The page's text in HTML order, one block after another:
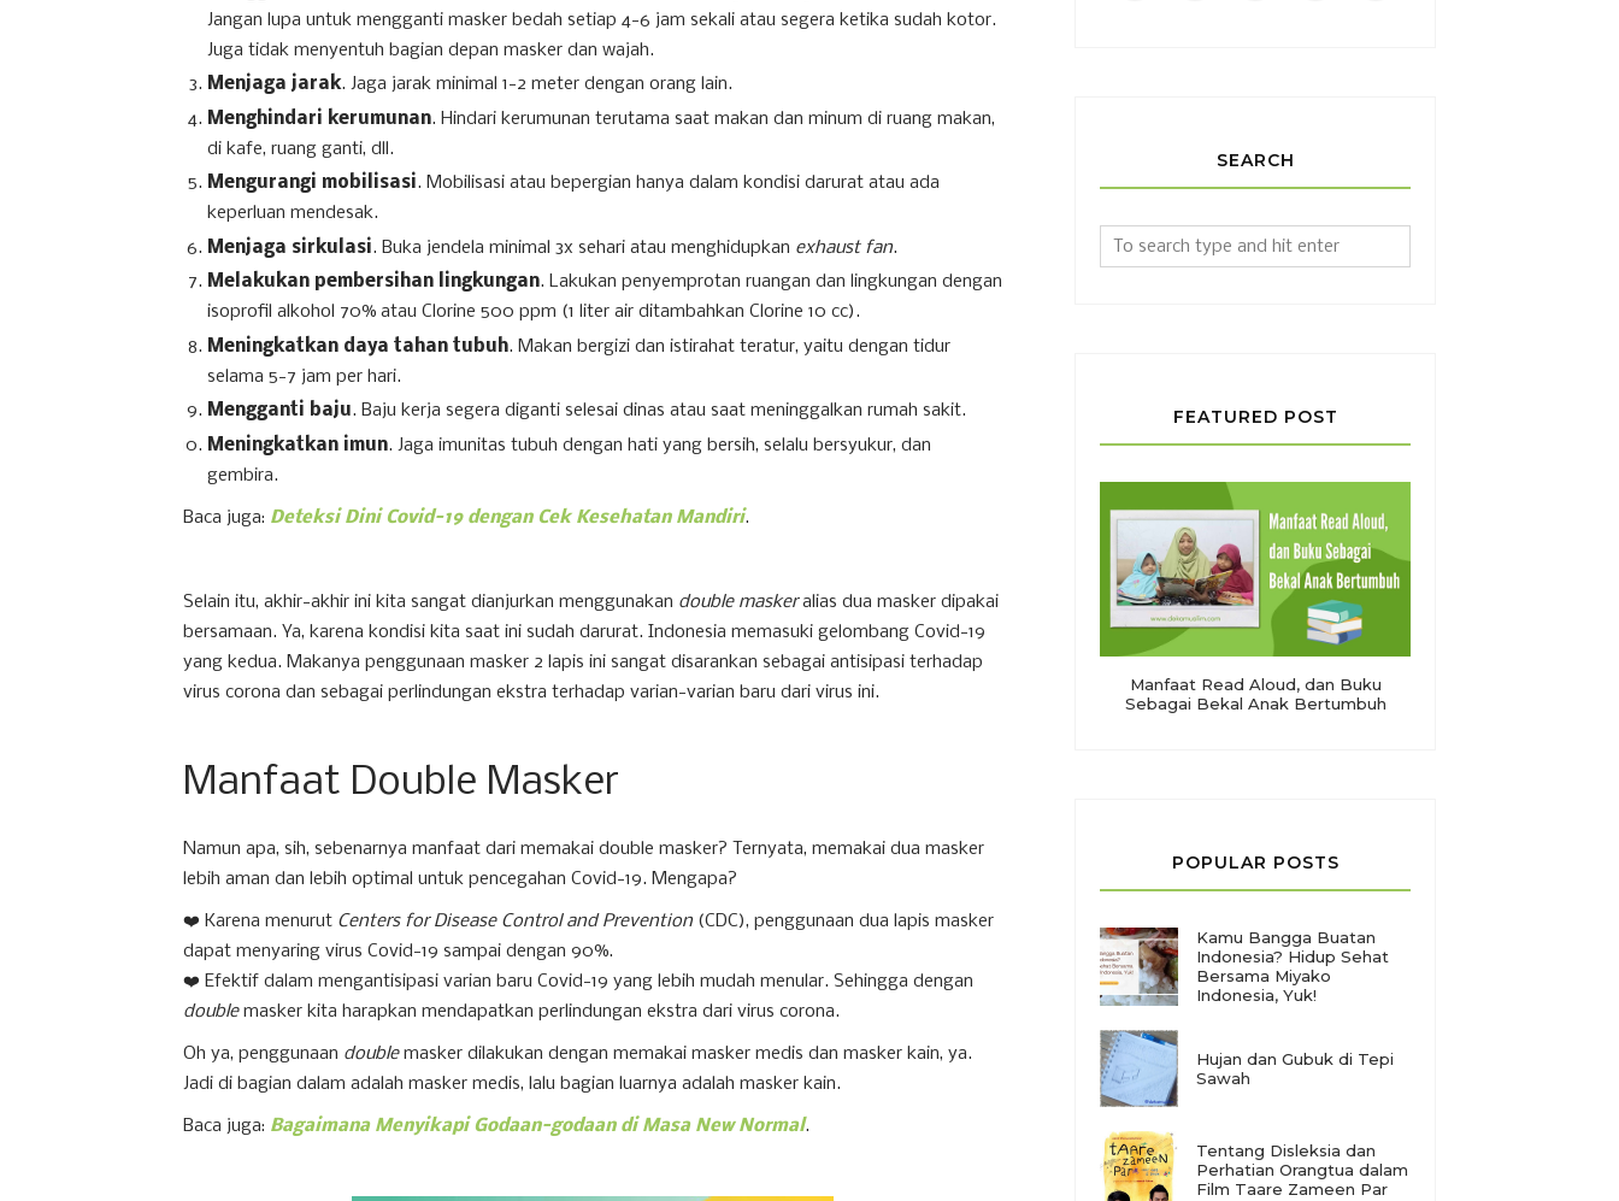
Jangan lupa untuk mengganti masker bedah setiap 4-6 jam sekali atau segera ketika sudah kotor.
Juga tidak menyentuh bagian depan masker dan wajah.
Menjaga jarak. Jaga jarak minimal 1-2 meter dengan orang lain.
Menghindari kerumunan. Hindari kerumunan terutama saat makan dan minum di ruang makan,
di kafe, ruang ganti, dll.
Mengurangi mobilisasi. Mobilisasi atau bepergian hanya dalam kondisi darurat atau ada
keperluan mendesak.
Menjaga sirkulasi. Buka jendela minimal 3x sehari atau menghidupkan exhaust fan.
Melakukan pembersihan lingkungan. Lakukan penyemprotan ruangan dan lingkungan dengan
isoprofil alkohol 70% atau Clorine 500 ppm (1 liter air ditambahkan Clorine 10 cc).
Meningkatkan daya tahan tubuh. Makan bergizi dan istirahat teratur, yaitu dengan tidur
selama 5-7 jam per hari.
Mengganti baju. Baju kerja segera diganti selesai dinas atau saat meninggalkan rumah sakit.
Meningkatkan imun. Jaga imunitas tubuh dengan hati yang bersih, selalu bersyukur, dan
gembira.
Baca juga: Deteksi Dini Covid-19 dengan Cek Kesehatan Mandiri.
Selain itu, akhir-akhir ini kita sangat dianjurkan menggunakan double maskeralias dua masker dipakai
bersamaan. Ya, karena kondisi kita saat ini sudah darurat. Indonesia memasuki gelombang Covid-19
yang kedua. Makanya penggunaan masker 2 lapis ini sangat disarankan sebagai antisipasi terhadap
virus corona dan sebagai perlindungan ekstra terhadap varian-varian baru dari virus ini.
Manfaat Double Masker
Namun apa, sih, sebenarnya manfaat dari memakai double masker? Ternyata, memakai dua masker
lebih aman dan lebih optimal untuk pencegahan Covid-19. Mengapa?
❤️ Karena menurut Centers for Disease Control and Prevention (CDC), penggunaan dua lapis masker
dapat menyaring virus Covid-19 sampai dengan 90%.
❤️ Efektif dalam mengantisipasi varian baru Covid-19 yang lebih mudah menular. Sehingga dengan
doublemasker kita harapkan mendapatkan perlindungan ekstra dari virus corona.
Oh ya, penggunaan doublemasker dilakukan dengan memakai masker medis dan masker kain, ya.
Jadi di bagian dalam adalah masker medis, lalu bagian luarnya adalah masker kain.
Baca juga: Bagaimana Menyikapi Godaan-godaan di Masa New Normal.
SEARCH
FEATURED POST
Manfaat Read Aloud, dan Buku
Sebagai Bekal Anak Bertumbuh
POPULAR POSTS
Kamu Bangga Buatan
Indonesia? Hidup Sehat
Bersama Miyako
Indonesia, Yuk!
Hujan dan Gubuk di Tepi
Sawah
Tentang Disleksia dan
Perhatian Orangtua dalam
Film Taare Zameen Par